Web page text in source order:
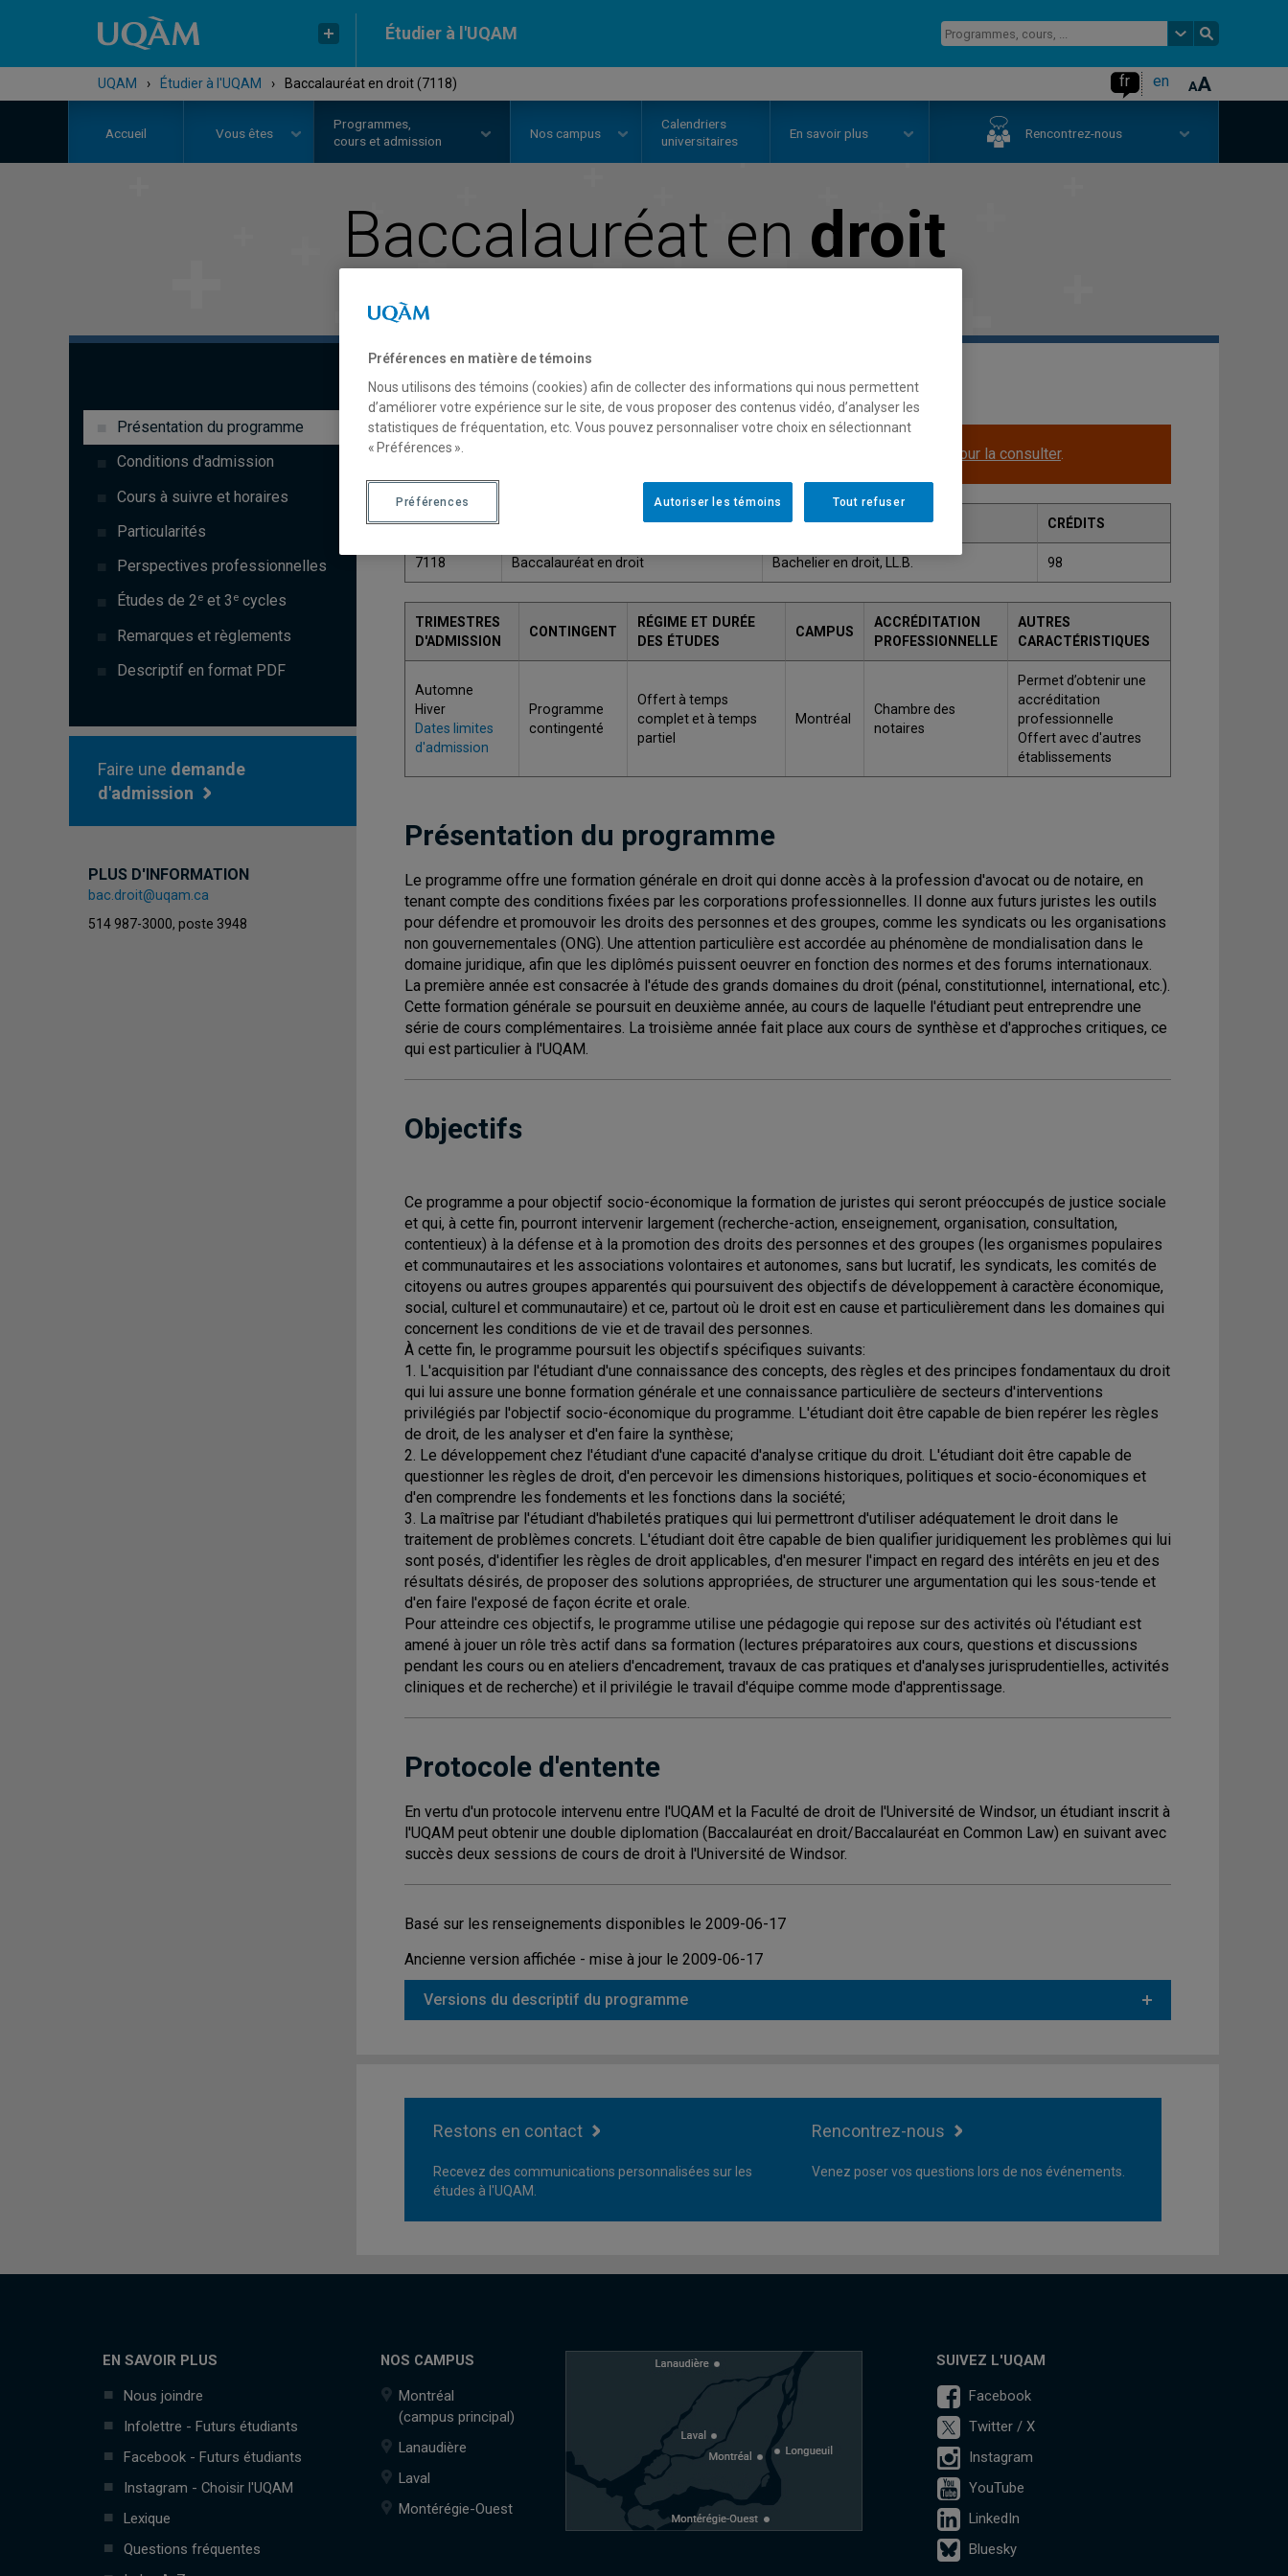
Étudier à l'UQAM
UQAM › Étudier à l'UQAM › Baccalauréat en droit (7118) fr en
Accueil Vous êtes
Programmes,
cours et admission
Nos campus
Calendriers
universitaires
En savoir plus Rencontrez-nous
Baccalauréat en droit
Présentation du programme
Conditions d'admission
Cours à suivre et horaires
Particularités
Perspectives professionnelles
Études de 2e et 3 e cycles
Remarques et règlements
Descriptif en format PDF
Faire une demande
d'admission
PLUS D'INFORMATION
bac.droit@uqam.ca
514 987-3000, poste 3948
Cliquez ici pour la consulter.
CODE GRADE CRÉDITS
7118 Baccalauréat en droit Bachelier en droit, LL.B. 98
TRIMESTRES
D'ADMISSION
CONTINGENT
RÉGIME ET DURÉE
DES ÉTUDES
CAMPUS
ACCRÉDITATION
PROFESSIONNELLE
AUTRES
CARACTÉRISTIQUES
Automne
Hiver
Dates limites
d'admission
Programme
contingenté
Offert à temps
complet et à temps
partiel
Montréal
Chambre des
notaires
Permet d’obtenir une
accréditation
professionnelle
Offert avec d'autres
établissements
Présentation du programme
Le programme offre une formation générale en droit qui donne accès à la profession d'avocat ou de notaire, en
tenant compte des conditions fixées par les corporations professionnelles. Il donne aux futurs juristes les outils
pour défendre et promouvoir les droits des personnes et des groupes, comme les syndicats ou les organisations
non gouvernementales (ONG). Une attention particulière est accordée au phénomène de mondialisation dans le
domaine juridique, afin que les diplômés puissent oeuvrer en fonction des normes et des forums internationaux.
La première année est consacrée à l'étude des grands domaines du droit (pénal, constitutionnel, international, etc.).
Cette formation générale se poursuit en deuxième année, au cours de laquelle l'étudiant peut entreprendre une
série de cours complémentaires. La troisième année fait place aux cours de synthèse et d'approches critiques, ce
qui est particulier à l'UQAM.
Objectifs
Ce programme a pour objectif socio-économique la formation de juristes qui seront préoccupés de justice sociale
et qui, à cette fin, pourront intervenir largement (recherche-action, enseignement, organisation, consultation,
contentieux) à la défense et à la promotion des droits des personnes et des groupes (les organismes populaires
et communautaires et les associations volontaires et autonomes, sans but lucratif, les syndicats, les comités de
citoyens ou autres groupes apparentés qui poursuivent des objectifs de développement à caractère économique,
social, culturel et communautaire) et ce, partout où le droit est en cause et particulièrement dans les domaines qui
concernent les conditions de vie et de travail des personnes.
À cette fin, le programme poursuit les objectifs spécifiques suivants:
1. L'acquisition par l'étudiant d'une connaissance des concepts, des règles et des principes fondamentaux du droit
qui lui assure une bonne formation générale et une connaissance particulière de secteurs d'interventions
privilégiés par l'objectif socio-économique du programme. L'étudiant doit être capable de bien repérer les règles
de droit, de les analyser et d'en faire la synthèse;
2. Le développement chez l'étudiant d'une capacité d'analyse critique du droit. L'étudiant doit être capable de
questionner les règles de droit, d'en percevoir les dimensions historiques, politiques et socio-économiques et
d'en comprendre les fondements et les fonctions dans la société;
3. La maîtrise par l'étudiant d'habiletés pratiques qui lui permettront d'utiliser adéquatement le droit dans le
traitement de problèmes concrets. L'étudiant doit être capable de bien qualifier juridiquement les problèmes qui lui
sont posés, d'identifier les règles de droit applicables, d'en mesurer l'impact en regard des intérêts en jeu et des
résultats désirés, de proposer des solutions appropriées, de structurer une argumentation qui les sous-tende et
d'en faire l'exposé de façon écrite et orale.
Pour atteindre ces objectifs, le programme utilise une pédagogie qui repose sur des activités où l'étudiant est
amené à jouer un rôle très actif dans sa formation (lectures préparatoires aux cours, questions et discussions
pendant les cours ou en ateliers d'encadrement, travaux de cas pratiques et d'analyses jurisprudentielles, activités
cliniques et de recherche) et il privilégie le travail d'équipe comme mode d'apprentissage.
Protocole d'entente
En vertu d'un protocole intervenu entre l'UQAM et la Faculté de droit de l'Université de Windsor, un étudiant inscrit à
l'UQAM peut obtenir une double diplomation (Baccalauréat en droit/Baccalauréat en Common Law) en suivant avec
succès deux sessions de cours de droit à l'Université de Windsor.
Basé sur les renseignements disponibles le 2009-06-17
Ancienne version affichée - mise à jour le 2009-06-17
Versions du descriptif du programme
Restons en contact
Recevez des communications personnalisées sur les
études à l'UQAM.
Rencontrez-nous
Venez poser vos questions lors de nos événements.
EN SAVOIR PLUS
Nous joindre
Infolettre - Futurs étudiants
Facebook - Futurs étudiants
Instagram - Choisir l'UQAM
Lexique
Questions fréquentes
NOS CAMPUS
Montréal
(campus principal)
Lanaudière
Laval
Montérégie-Ouest
SUIVEZ L'UQAM
Facebook
Twitter / X
Instagram
YouTube
LinkedIn
Bluesky
Préférences en matière de témoins
Nous utilisons des témoins (cookies) afin de collecter des informations qui nous permettent
d’améliorer votre expérience sur le site, de vous proposer des contenus vidéo, d’analyser les
statistiques de fréquentation, etc. Vous pouvez personnaliser votre choix en sélectionnant
« Préférences ».
Tout refuser
Autoriser les témoins
Préférences